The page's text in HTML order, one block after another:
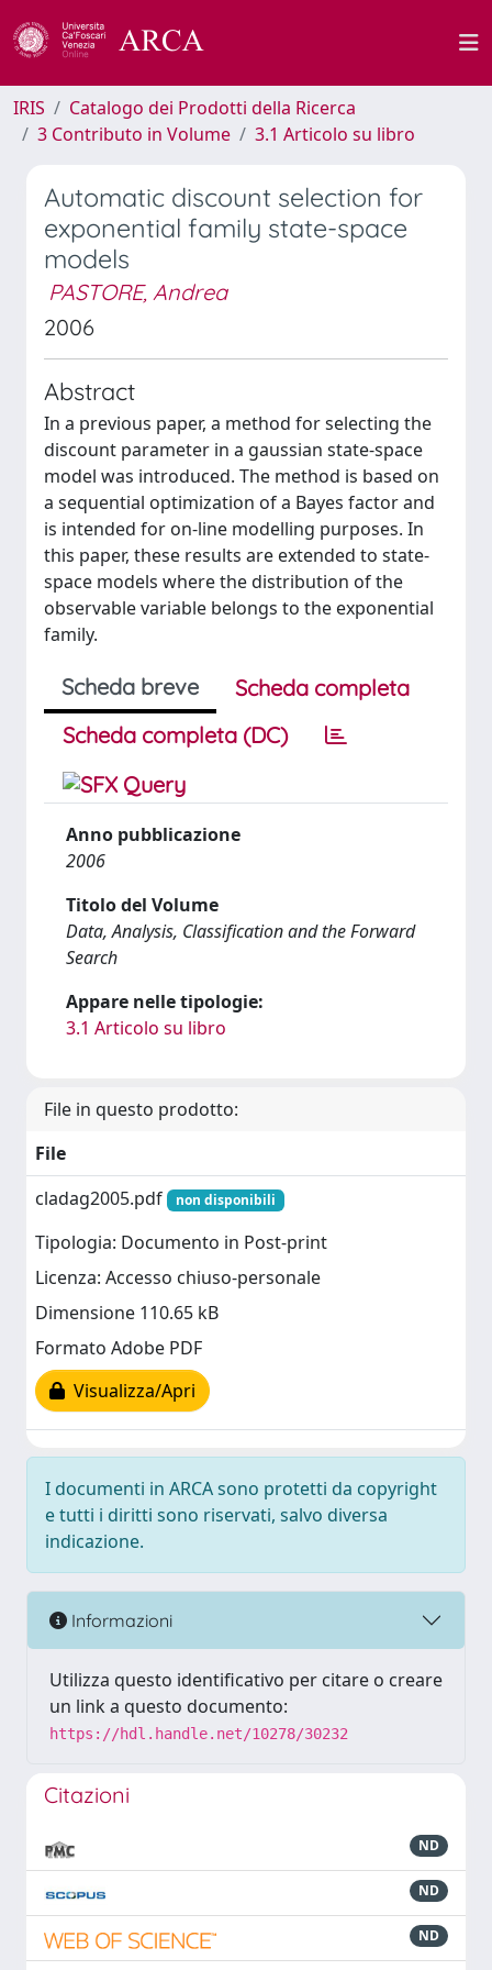
IRIS
Catalogo dei Prodotti della Ricerca
3 Contributo in Volume
3.1 Articolo su libro
Automatic discount selection for
exponential family state-space
models
PASTORE, Andrea
2006
Abstract
In a previous paper, a method for selecting the
discount parameter in a gaussian state-space
model was introduced. The method is based on
a sequential optimization of a Bayes factor and
is intended for on-line modelling purposes. In
this paper, these results are extended to state-
space models where the distribution of the
observable variable belongs to the exponential
family.
Scheda breve
Scheda completa
Scheda completa (DC)
Anno pubblicazione
2006
Titolo del Volume
Data, Analysis, Classification and the Forward
Search
Appare nelle tipologie:
3.1 Articolo su libro
File in questo prodotto:
File
cladag2005.pdf
non disponibili
Tipologia: Documento in Post-print
Licenza: Accesso chiuso-personale
Dimensione 110.65 kB
Formato Adobe PDF
Visualizza/Apri
I documenti in ARCA sono protetti da copyright
e tutti i diritti sono riservati, salvo diversa
indicazione.
Informazioni
Utilizza questo identificativo per citare o creare
un link a questo documento:
https://hdl.handle.net/10278/30232
Citazioni
ND
ND
ND